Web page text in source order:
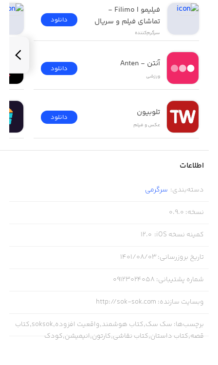
تماشای فیلم و سریال
سرگرم‌کننده
دانلود
آنتن - Anten
ورزشی
دانلود
تلوبیون
عکس و فیلم
دانلود
اطلاعات
دسته‌بندی: سرگرمی
نسخه:
0.9.0
کمینه نسخه iOS :
12.0
تاریخ بروزرسانی:۱۴۰۱/۰۸/۰۳
شماره پشتیبانی:
09123024058
وبسایت سازنده:
http://sok-sok.com
برچسب‌ها:
سک سک,کتاب هوشمند,واقعیت افزوده,soksok,کتاب
قصه,کتاب داستان,کتاب نقاشی,کارتون,انیمیشن,کودک